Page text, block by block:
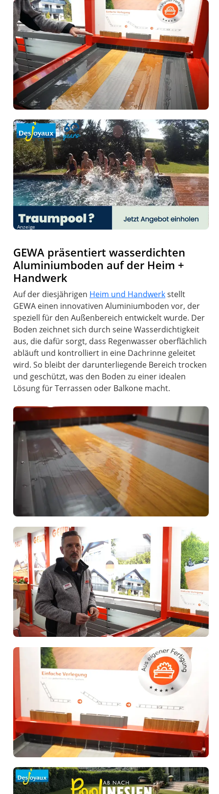
Anzeige
GEWA präsentiert wasserdichten
Aluminiumboden auf der Heim +
Handwerk
Auf der diesjährigen Heim und Handwerkstellt
GEWA einen innovativen Aluminiumboden vor, der
speziell für den Außenbereich entwickelt wurde. Der
Boden zeichnet sich durch seine Wasserdichtigkeit
aus, die dafür sorgt, dass Regenwasser oberflächlich
abläuft und kontrolliert in eine Dachrinne geleitet
wird. So bleibt der darunterliegende Bereich trocken
und geschützt, was den Boden zu einer idealen
Lösung für Terrassen oder Balkone macht.